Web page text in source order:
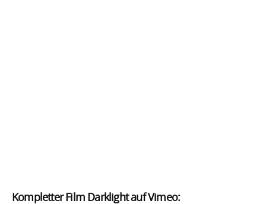
Kompletter Film Darklight auf Vimeo: